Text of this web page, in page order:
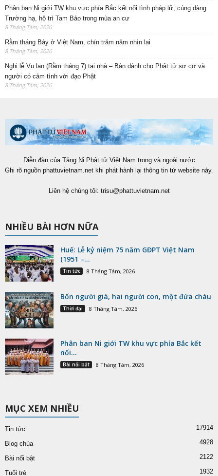
Phân ban Ni giới TW khu vực phía Bắc kết nối tình pháp lữ, cúng dàng
Trường hạ, hộ trì Tam Bảo trong mùa an cư
8 Tháng Tám, 2026
Rằm tháng Bảy ở Việt Nam, chín trăm năm nhìn lại
8 Tháng Tám, 2026
Nghi lễ Vu lan (Rằm tháng 7) tại nhà – Bản dành cho Phật tử sơ cơ và
người có cảm tình với đạo Phật
8 Tháng Tám, 2026
Diễn đàn của Tăng Ni Phật tử Việt Nam trong và ngoài nước
Ghi rõ nguồn phattuvietnam.net khi phát hành lại thông tin từ website này.
Liên hệ chúng tôi: trisu@phattuvietnam.net
NHIỀU BÀI HƠN NỮA
Huế: Lễ kỷ niệm 75 năm GĐPT Việt Nam
(1951 –...
Tin tức 8 Tháng Tám, 2026
Bốn người già, hai người con, một đứa cháu
Thời đại 8 Tháng Tám, 2026
Phân ban Ni giới TW khu vực phía Bắc kết
nối...
Bài nổi bật 8 Tháng Tám, 2026
MỤC XEM NHIỀU
Tin tức 17914
Blog chùa 4928
Bài nổi bật 2122
Tuổi trẻ 1932